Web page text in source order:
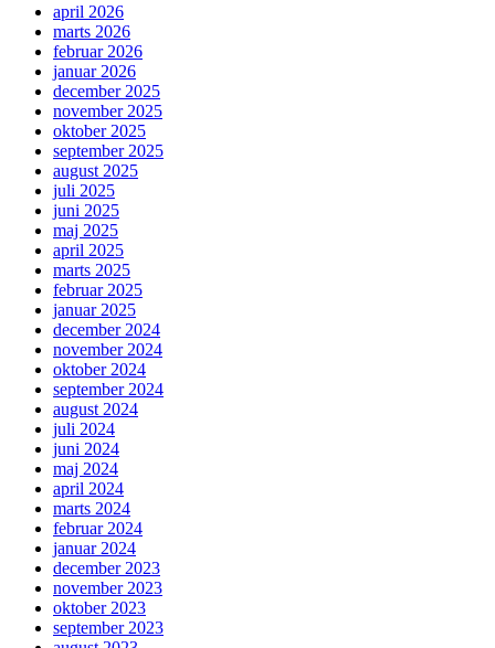
april 2026
marts 2026
februar 2026
januar 2026
december 2025
november 2025
oktober 2025
september 2025
august 2025
juli 2025
juni 2025
maj 2025
april 2025
marts 2025
februar 2025
januar 2025
december 2024
november 2024
oktober 2024
september 2024
august 2024
juli 2024
juni 2024
maj 2024
april 2024
marts 2024
februar 2024
januar 2024
december 2023
november 2023
oktober 2023
september 2023